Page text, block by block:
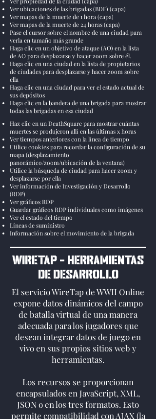
Ver ubicaciones de las brigadas (BDE) (capa)
Ver mapas de la muerte de 1 hora (capa)
Ver mapas de la muerte de 24 horas (capa)
Pase el cursor sobre el nombre de una ciudad para
verla en tamaño más grande
Haga clic en un objetivo de ataque (AO) en la lista
de AO para desplazarse y hacer zoom sobre él.
Haga clic en una ciudad en la lista de propietarios
de ciudades para desplazarse y hacer zoom sobre
ella
Haga clic en una ciudad para ver el estado actual de
sus depósitos
Haga clic en la bandera de una brigada para mostrar
todas las brigadas en esa ciudad
Haz clic en un DeathSquare para mostrar cuántas
muertes se produjeron allí en las últimas x horas
Ver tiempos anteriores con la línea de tiempo
Utilice cookies para recordar la configuración de su
mapa (desplazamiento
panorámico/zoom/ubicación de la ventana)
Utilice la búsqueda de ciudad para hacer zoom y
desplazarse por ella
Ver información de Investigación y Desarrollo
(RDP)
Ver gráficos RDP
Guardar gráficos RDP individuales como imágenes
Ver el estado del tiempo
Líneas de suministro
Información sobre el movimiento de la brigada
WIRETAP - HERRAMIENTAS
DE DESARROLLO
El servicio WireTap de WWII Online
expone datos dinámicos del campo
de batalla virtual de una manera
adecuada para los jugadores que
desean integrar datos de juego en
vivo en sus propios sitios web y
herramientas.
Los recursos se proporcionan
encapsulados en JavaScript, XML,
JSON o en los tres formatos. Esto
permite compatibilidad con AJAX (la